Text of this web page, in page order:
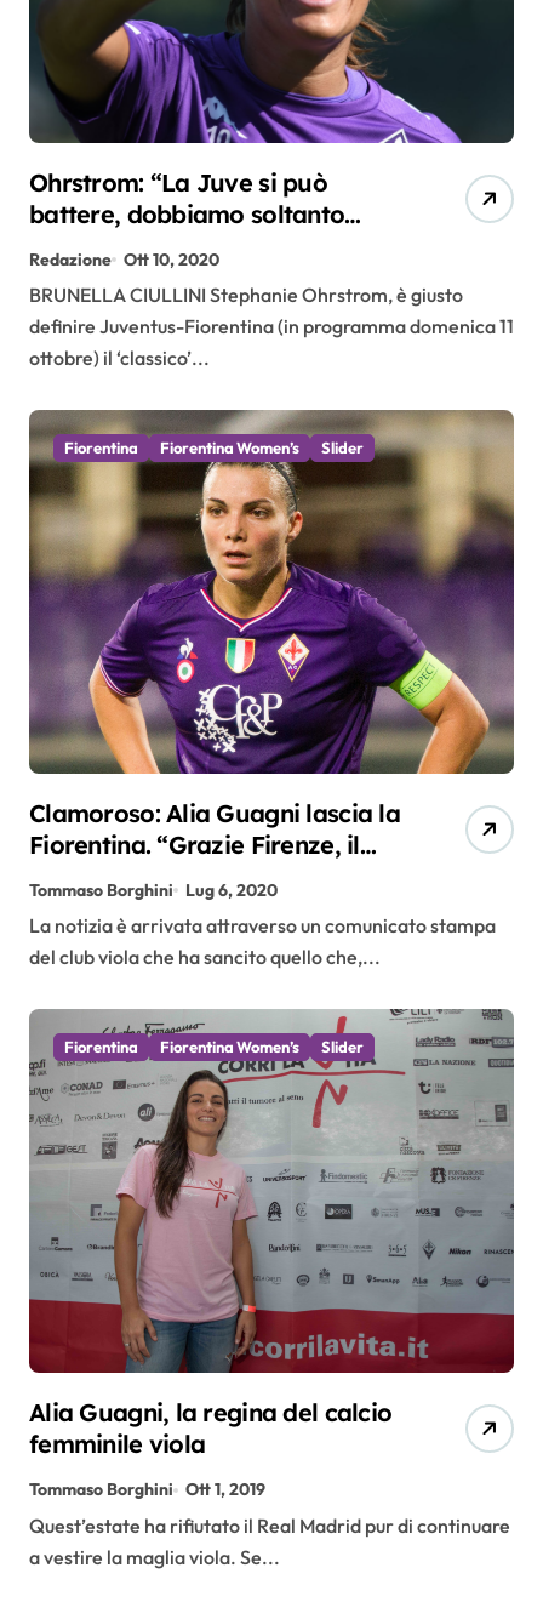
Ohrstrom: “La Juve si può
battere, dobbiamo soltanto
credere di più in noi stesse”
Redazione Ott 10, 2020
BRUNELLA CIULLINI Stephanie Ohrstrom, è giusto
definire Juventus-Fiorentina (in programma domenica 11
ottobre) il ‘classico’...
Fiorentina Fiorentina Women’s Slider
Clamoroso: Alia Guagni lascia la
Fiorentina. “Grazie Firenze, il
mio è un arrivederci”
Tommaso Borghini Lug 6, 2020
La notizia è arrivata attraverso un comunicato stampa
del club viola che ha sancito quello che,...
Fiorentina Fiorentina Women’s Slider
Alia Guagni, la regina del calcio
femminile viola
Tommaso Borghini Ott 1, 2019
Quest’estate ha rifiutato il Real Madrid pur di continuare
a vestire la maglia viola. Se...